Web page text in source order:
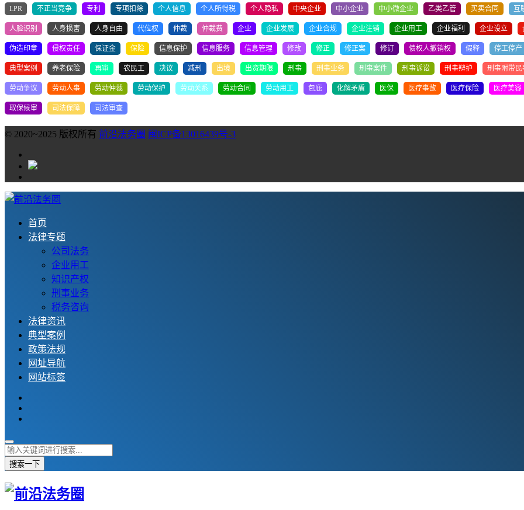
LPR 不正当竞争 专利 专项扣除 个人信息 个人所得税 个人隐私 中央企业 中小企业 中小微企业 乙类乙管 买卖合同 互
人脸识别 人身损害 人身自由 代位权 仲裁 仲裁费 企业 企业发展 企业合规 企业注销 企业用工 企业福利 企业设立
伪造印章 侵权责任 保证金 保险 信息保护 信息服务 信息管理 修改 修正 修正案 修订 债权人撤销权 假释 停工停产
典型案例 养老保险 再审 农民工 决议 减刑 出境 出资期限 刑事 刑事业务 刑事案件 刑事诉讼 刑事辩护 刑事附带民
劳动争议 劳动人事 劳动仲裁 劳动保护 劳动关系 劳动合同 劳动用工 包庇 化解矛盾 医保 医疗事故 医疗保险 医疗美容
取保候审 司法保障 司法审查
© 2020~2025 版权所有 前沿法务圈 闽ICP备13016439号-3
首页
法律专题
公司法务
企业用工
知识产权
刑事业务
税务咨询
法律资讯
典型案例
政策法规
网址导航
网站标签
搜索一下